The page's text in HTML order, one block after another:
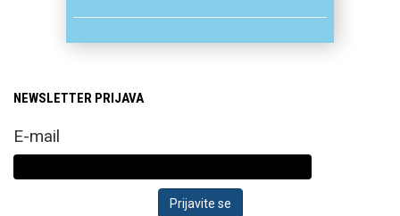
NEWSLETTER PRIJAVA
E-mail